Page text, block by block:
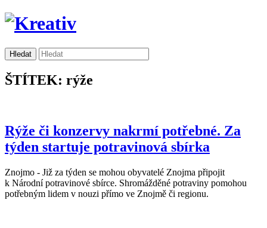
ŠTÍTEK: rýže
Rýže či konzervy nakrmí potřebné. Za
týden startuje potravinová sbírka
Znojmo - Již za týden se mohou obyvatelé Znojma připojit
k Národní potravinové sbírce. Shromážděné potraviny pomohou
potřebným lidem v nouzi přímo ve Znojmě či regionu.